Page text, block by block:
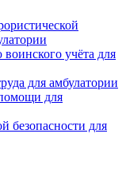
учёта для
для амбулатории
для
безопасности для